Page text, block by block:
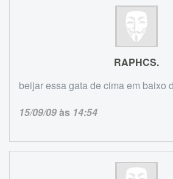
RAPHCS.
beijar essa gata de cima em baixo
15/09/09às 14:54